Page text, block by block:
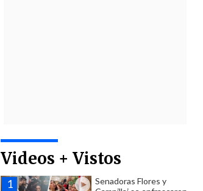
Videos + Vistos
Senadoras Flores y